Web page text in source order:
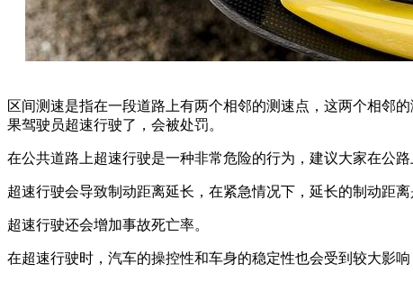
区间测速是指在一段道路上有两个相邻的测速点，这两个相邻
果驾驶员超速行驶了，会被处罚。
在公共道路上超速行驶是一种非常危险的行为，建议大家在公路
超速行驶会导致制动距离延长，在紧急情况下，延长的制动距离
超速行驶还会增加事故死亡率。
在超速行驶时，汽车的操控性和车身的稳定性也会受到较大影